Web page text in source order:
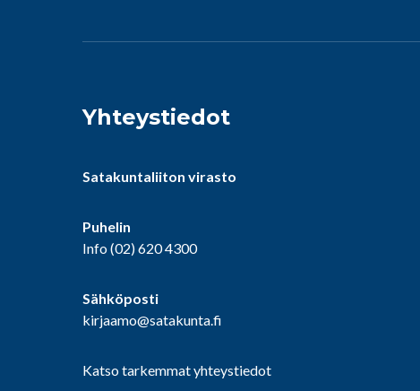
Yhteystiedot
Satakuntaliiton virasto
Puhelin
Info(02) 620 4300
Sähköposti
kirjaamo@satakunta.fi
Katso tarkemmat yhteystiedot